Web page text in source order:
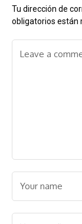
Tu dirección de
obligatorios están